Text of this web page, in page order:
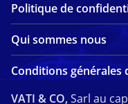
Politique de
Qui sommes nous
Conditions générales
VATI & CO,Sarl au